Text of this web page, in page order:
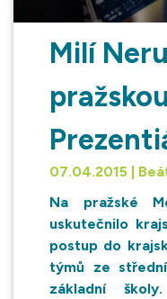
Milí
pražskou
07.04.2015 |
Na pražské
uskutečnilo
postup do
týmů ze
základní